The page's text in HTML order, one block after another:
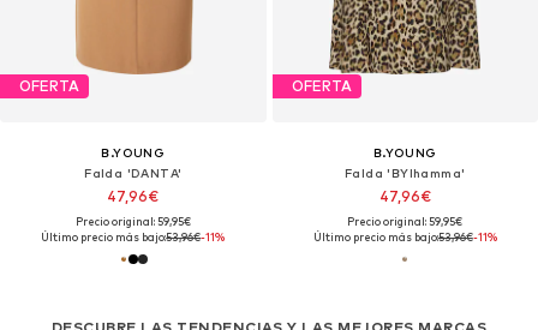
OFERTA
B.YOUNG
Falda 'DANTA'
47,96€
Precio original: 59,95€
Último precio más bajo:53,96€-11%
OFERTA
B.YOUNG
Falda 'BYIhamma'
47,96€
Precio original: 59,95€
Último precio más bajo:53,96€-11%